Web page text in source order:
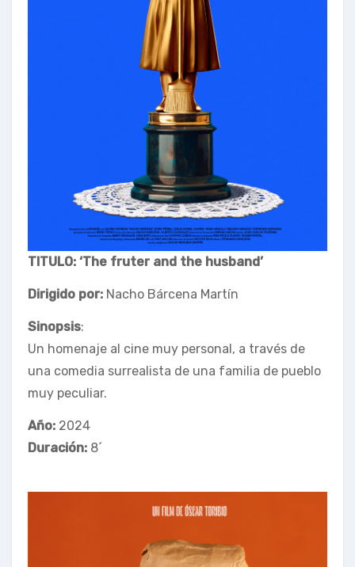
TITULO: ‘The fruter and the husband’
Dirigido por: Nacho Bárcena Martín
Sinopsis:
Un homenaje al cine muy personal, a través de
una comedia surrealista de una familia de pueblo
muy peculiar.
Año: 2024
Duración: 8´